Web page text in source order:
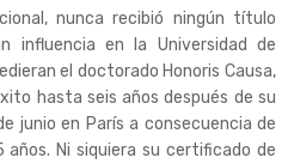
nunca recibió ningún título
influencia en la Universidad de
el doctorado Honoris Causa,
hasta seis años después de su
junio en París a consecuencia de
Ni siquiera su certificado de